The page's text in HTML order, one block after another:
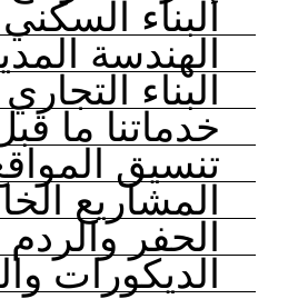
البناء السكني
الهندسة
البناء التجاري
خدماتنا ما
تنسيق
المشاريع
الحفر والردم
الديكورات